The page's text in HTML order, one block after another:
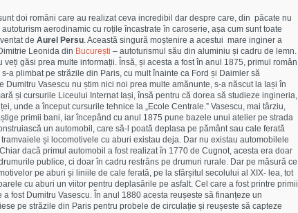
doi români care au realizat ceva incredibil dar despre care, din păcate nu
aerodinamic cu roțile încastrate în caroserie, așa cum sunt toate
de Aurel Persu. Această singură moștenire a acestui mare inginer a
Leonida din București – autoturismul său din aluminiu și cadru de lemn.
veți găsi prea multe informații. Însă, și acesta a fost în anul 1875, primul român
a plimbat pe străzile din Paris, cu mult înainte ca Ford și Daimler să
Dumitru Vasescu nu știm nici noi prea multe amănunte, s-a născut la Iași în
și cursurile Liceului Internat Iași, însă pentru că dorea să studieze ingineria,
unde a început cursurile tehnice la „Ecole Centrale.” Vasescu, mai târziu,
primii bani, iar începând cu anul 1875 pune bazele unui atelier pe strada
un automobil, care să-l poată deplasa pe pământ sau cale ferată
și locomotivele cu aburi existau deja. Dar nu existau automobilele
dacă primul automobil a fost realizat în 1770 de Cugnot, acesta era doar
publice, ci doar în cadru restrâns pe drumuri rurale. Dar pe măsură ce
pe aburi și liniile de cale ferată, pe la sfârșitul secolului al XIX- lea, tot
cu aburi un viitor pentru deplasările pe asfalt. Cel care a fost printre primii
fost Dumitru Vasescu. În anul 1880 acesta reușeste să finanțeze un
pe străzile din Paris pentru probele de circulație și reușeste să capteze